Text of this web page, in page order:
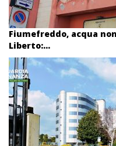
Fiumefreddo, acqua
Liberto:...